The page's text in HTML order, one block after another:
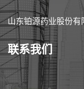
山东铂源药业股份有
心参加第89届中国医
（API China）
联系我们